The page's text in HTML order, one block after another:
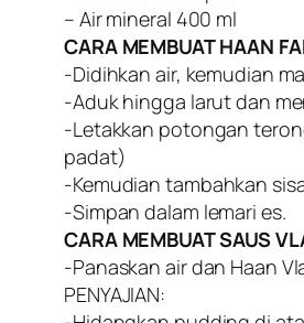
– Air mineral 400 ml
CARA MEMBUAT HAAN
-Didihkan air, kemudian
-Aduk hingga larut dan
-Letakkan potongan
padat)
-Kemudian tambahkan
-Simpan dalam lemari es.
CARA MEMBUAT SAUS
-Panaskan air dan Haan
PENYAJIAN: